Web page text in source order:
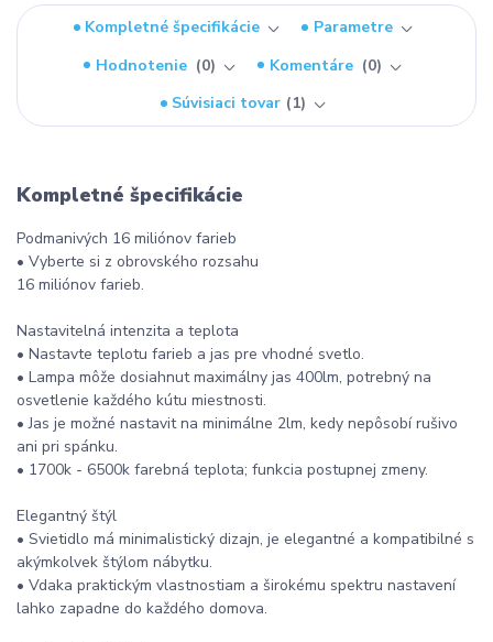
Kompletné špecifikácie
Parametre
Hodnotenie
0 Komentáre
0
Súvisiaci tovar
1
Kompletné špecifikácie
Podmanivých 16 miliónov farieb
• Vyberte si z obrovského rozsahu
16 miliónov farieb.
Nastavitelná intenzita a teplota
• Nastavte teplotu farieb a jas pre vhodné svetlo.
• Lampa môže dosiahnut maximálny jas 400lm, potrebný na
osvetlenie každého kútu miestnosti.
• Jas je možné nastavit na minimálne 2lm, kedy nepôsobí rušivo
ani pri spánku.
• 1700k - 6500k farebná teplota; funkcia postupnej zmeny.
Elegantný štýl
• Svietidlo má minimalistický dizajn, je elegantné a kompatibilné s
akýmkolvek štýlom nábytku.
• Vdaka praktickým vlastnostiam a širokému spektru nastavení
lahko zapadne do každého domova.